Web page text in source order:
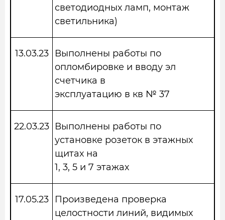
светодиодных ламп, монтаж
светильника)
13.03.23
Выполнены работы по
опломбировке и вводу эл
счетчика в
эксплуатацию в кв № 37
22.03.23 Выполнены работы по
установке розеток в этажных
щитах на
1, 3, 5 и 7 этажах
17.05.23
Произведена проверка
целостности линий, видимых